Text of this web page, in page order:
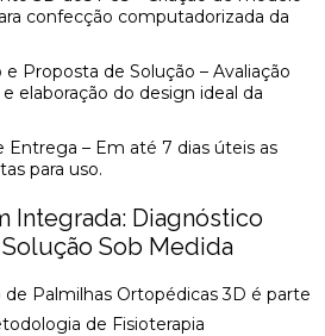
confecção computadorizada da
elaboração do design ideal da
para uso.
Integrada: Diagnóstico
Sob Medida
de Palmilhas Ortopédicas 3D é parte
de Fisioterapia